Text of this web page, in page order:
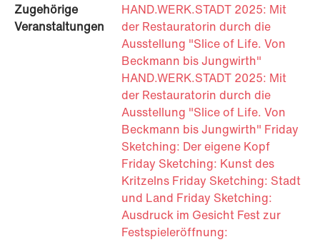
Zugehörige
Veranstaltungen
HAND.WERK.STADT 2025: Mit
der Restauratorin durch die
Ausstellung "Slice of Life. Von
Beckmann bis Jungwirth"
HAND.WERK.STADT 2025: Mit
der Restauratorin durch die
Ausstellung "Slice of Life. Von
Beckmann bis Jungwirth" Friday
Sketching: Der eigene Kopf
Friday Sketching: Kunst des
Kritzelns Friday Sketching: Stadt
und Land Friday Sketching:
Ausdruck im Gesicht Fest zur
Festspieleröffnung: